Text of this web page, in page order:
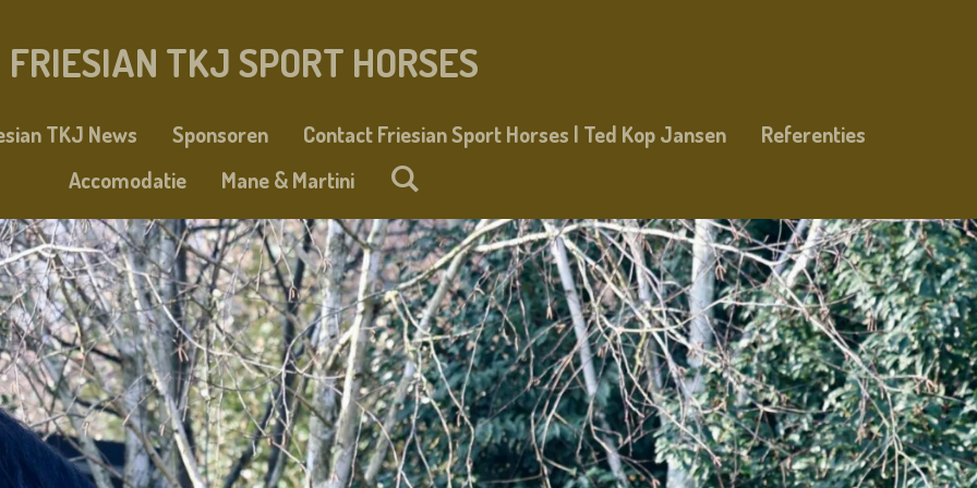
FRIESIAN TKJ SPORT HORSES
TKJ News Sponsoren Contact Friesian Sport Horses | Ted Kop Jansen
Referenties
Accomodatie
Mane & Martini